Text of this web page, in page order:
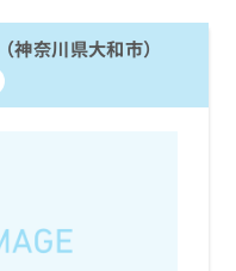
奈川県大和市）